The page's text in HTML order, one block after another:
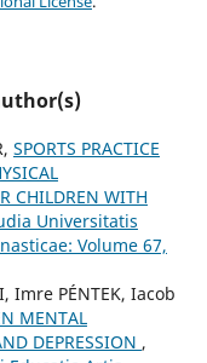
SPORTS PRACTICE
CHILDREN WITH
Universitatis
Volume 67,
Imre PÉNTEK, Iacob
MENTAL
DEPRESSION ,